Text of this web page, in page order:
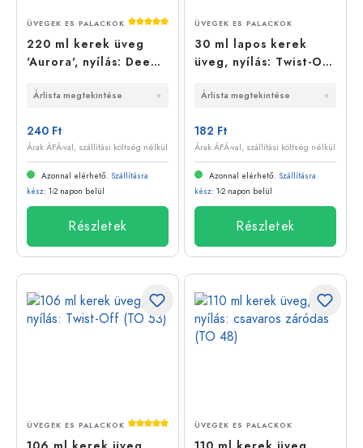
Átlagos értékelés 5 a 5 csillagból
ÜVEGEK ES PALACKOK
220 ml kerek üveg
'Aurora', nyílás: Deep-
Árlista megtekintése
240 Ft
Árak ÁFÁ-val, szállítási költség nélkül
Azonnal elérhető. Szállításra
kész: 1-2 napon belül
Részletek
ÜVEGEK ES PALACKOK
30 ml lapos kerek
üveg, nyílás: Twist-Off
Árlista megtekintése
182 Ft
Árak ÁFÁ-val, szállítási költség nélkül
Azonnal elérhető. Szállításra
kész: 1-2 napon belül
Részletek
Átlagos értékelés 5 a 5 csillagból
ÜVEGEK ES PALACKOK ÜVEGEK ES PALACKOK